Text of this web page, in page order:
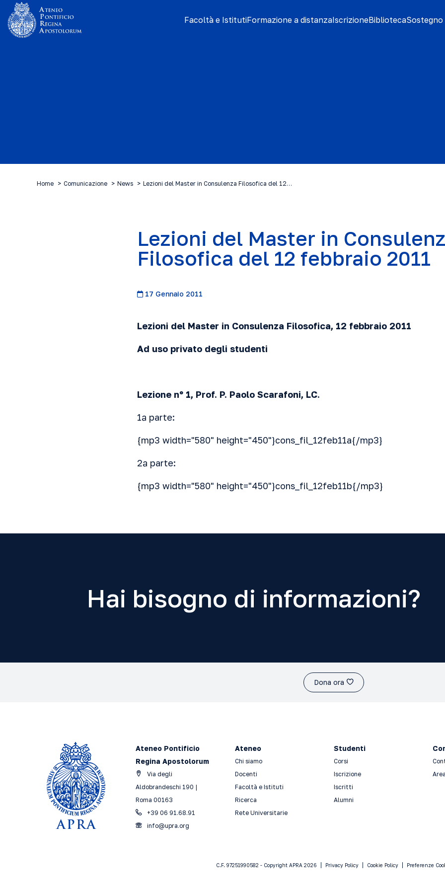
Facoltà e IstitutiFormazione a distanzaIscrizioneBiblioteca
Home Comunicazione News Lezioni del Master in Consulenza Filosofica del 12…
Lezioni del Master in
Filosofica del 12 febbraio 2011
17 Gennaio 2011
Lezioni del Master in Consulenza Filosofica, 12 febbraio 2011
Ad uso privato degli studenti
Lezione nº 1, Prof. P. Paolo Scarafoni, LC.
1ª parte:
{mp3 width="580" height="450"}cons_fil_12feb11a{/mp3}
2ª parte:
{mp3 width="580" height="450"}cons_fil_12feb11b{/mp3}
Hai bisogno di informazioni?
Dona ora
Ateneo Pontificio
Regina Apostolorum
Via degli
Aldobrandeschi 190 |
Roma 00163
+39 06 91.68.91
info@upra.org
Ateneo
Chi siamo
Docenti
Facoltà e Istituti
Ricerca
Rete Universitarie
Studenti
Corsi
Iscrizione
Iscritti
Alumni
C.F. 97251990582 - Copyright APRA 2026 Privacy Policy Cookie Policy Preferenze